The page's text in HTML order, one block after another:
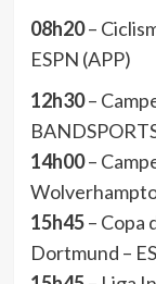
08h20–
ESPN (APP)
12h30–
14h00–
15h45– Copa
Dortmund –